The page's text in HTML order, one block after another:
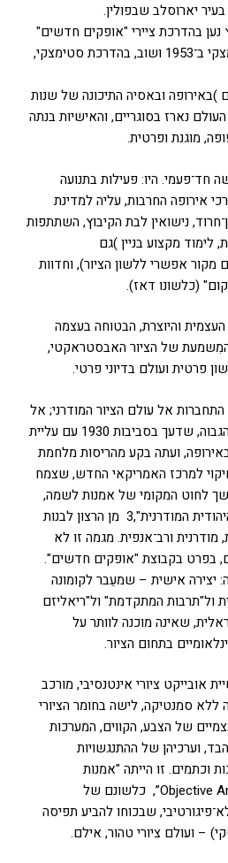
נען בהדרכת ציירי "אופקים חדשים"
יוסף זריצקי ואביגדור סטימצקי ב־1953 ושוב, בהדרכת סטימצקי,
)באירופה ובאסיה התיכונה של שנות
נארז בסוגריים, והאישיות בנתה
מוגנת ופרטית.
היו: פעילות בתנועה
אירופה החרבות, עליה למדינת
בעין־חרוד, נישואין לבת הקיבוץ, השתתפות
לימוד מקצוע בניין )גם
מקור אפשרי ללשון הציור), וחדוות
(כלשונו דאז).
והיוצרת, הבטוחה בעצמה
של הציור האבסטראקטי,
פרטית ועולם בדיוני פרטי.
אל עולם הציור המודרני; אל
התחדשותו של המודרניזם הגבוה, שדעך בסביבות 1930 עם עליית
ועתה בקע מהריסות מלחמת
למרכז האמריקאי החדש, שצמח
לחוט המקומי של אמנות לשמה,
שנוצר כחלק מן "המהפכה היהודית המודרנית",3 מן הרצון לבנות
מודרנית ורב־אנפית. מגמה זו לא
בפרט בקבוצת "אופקים חדשים".
יצירה אישית – שמעֵבר לקומונה
ול"תרבות המתקדמת" ול"ריאליזם
שאינה מוכנה לוותר על
בתחום הציור.
אובייקט ציורי אינטנסיבי, מורכב
ללא סמנטיקה, לישה בחומר הציורי
של הצבע, הקווים, המערכות
וערכיהן של ההתנגשויות
וכתמים. זו הייתה "אמנות
ללא־אובייקטים" (“Non) Objective Art”, כלשונם של
שבכוחו להביע תפיסה
– ועולם ציורי טהור, אילם.